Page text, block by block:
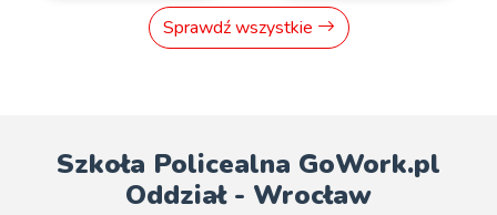
Sprawdź wszystkie
Szkoła Policealna GoWork.pl
Oddział - Wrocław